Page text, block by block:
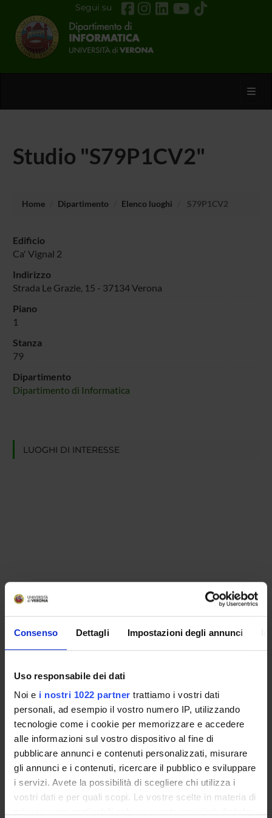
Consenso Dettagli Impostazioni degli annunci
Uso responsabile dei dati
Noi e i nostri 1022 partner trattiamo i vostri dati
personali, ad esempio il vostro numero IP, utilizzando
tecnologie come i cookie per memorizzare e accedere
alle informazioni sul vostro dispositivo al fine di
pubblicare annunci e contenuti personalizzati, misurare
gli annunci e i contenuti, ricercare il pubblico e sviluppare
i servizi. Avete la possibilità di scegliere chi utilizza i
vostri dati e per quali scopi. Le vostre scelte in materia di
Segui su
Studio "S79P1CV2"
Home Dipartimento Elenco luoghi S79P1CV2
Edificio
Ca' Vignal 2
Indirizzo
Strada Le Grazie, 15 - 37134 Verona
Piano
1
Stanza
79
Dipartimento
Dipartimento di Informatica
LUOGHI DI INTERESSE
ORGANIZZAZIONE
GOVERNANCE
COMMISSIONI
UFFICI E STRUTTURE DI SERVIZIO